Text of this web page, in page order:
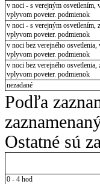
v noci - s verejným osvetlením,
vplyvom poveter. podmienok
v noci - s verejným osvetlením,
vplyvom poveter. podmienok
v noci bez verejného
vplyvom poveter. podmienok
v noci bez verejného
vplyvom poveter. podmienok
nezadané
Podľa
Ostatné sú
0 - 4 hod